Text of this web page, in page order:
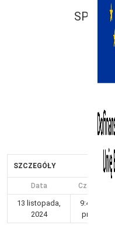
SP 126
SZCZEGÓŁY
Data Czas
13 listopada,
2024
9:43
pm